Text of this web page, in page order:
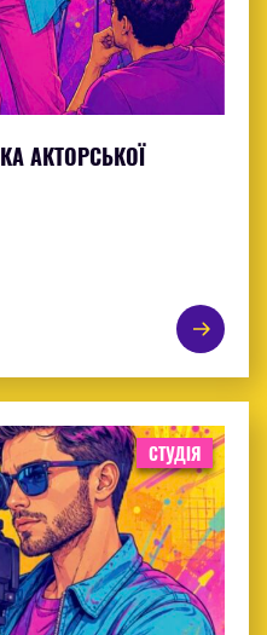
АКТОРСЬКОЇ
СТУДІЯ